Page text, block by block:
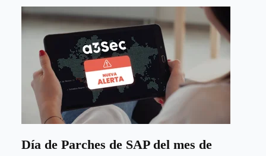
Día de Parches de SAP del mes de